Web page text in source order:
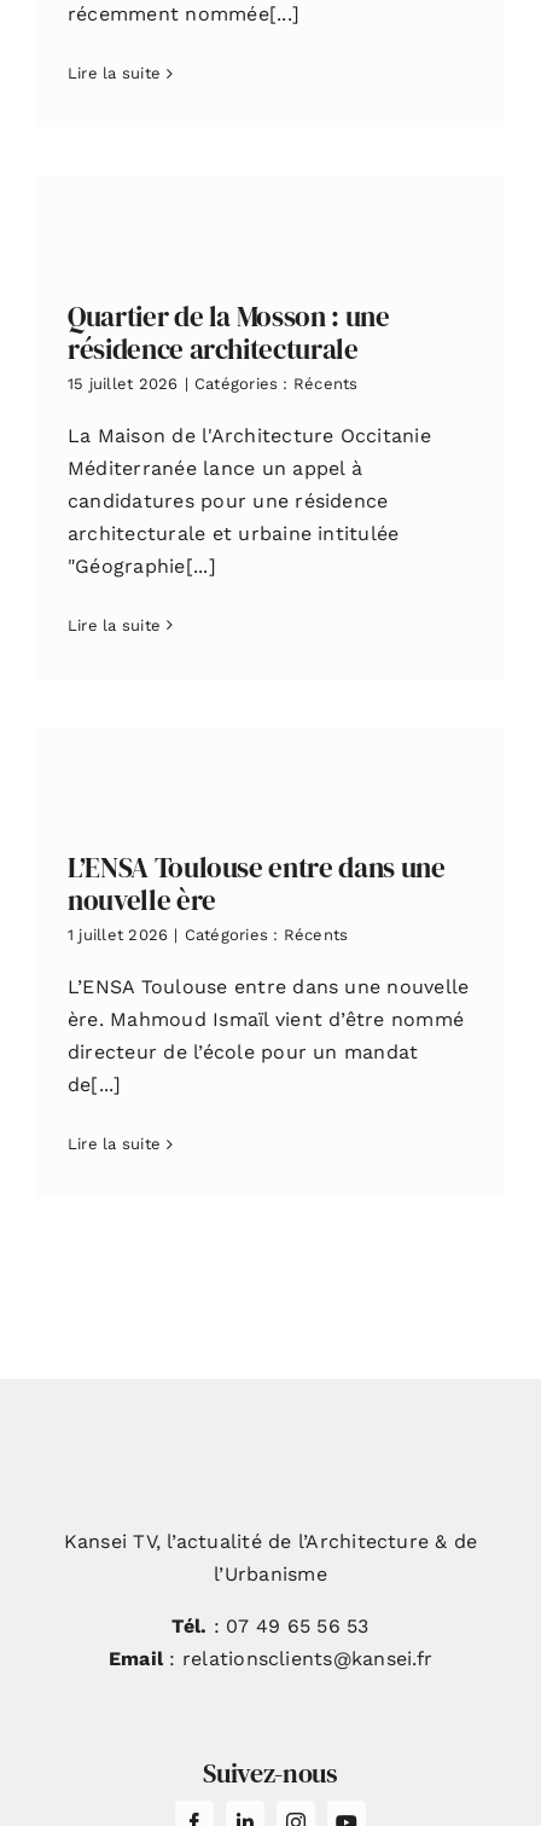
récemment nommée[...]
Lire la suite
Quartier de la Mosson : une
résidence architecturale
15 juillet 2026 | Catégories : Récents
La Maison de l'Architecture Occitanie
Méditerranée lance un appel à
candidatures pour une résidence
architecturale et urbaine intitulée
"Géographie[...]
Lire la suite
L’ENSA Toulouse entre dans une
nouvelle ère
1 juillet 2026 | Catégories : Récents
L’ENSA Toulouse entre dans une nouvelle
ère. Mahmoud Ismaïl vient d’être nommé
directeur de l’école pour un mandat
de[...]
Lire la suite
Kansei TV, l’actualité de l’Architecture & de
l’Urbanisme
Tél. : 07 49 65 56 53
Email: relationsclients@kansei.fr
Suivez-nous